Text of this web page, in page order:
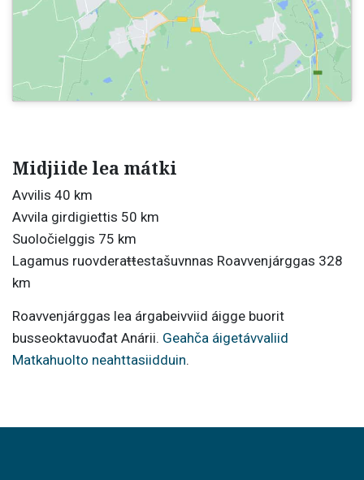
Midjiide lea mátki
Avvilis 40 km
Avvila girdigiettis 50 km
Suoločielggis 75 km
Lagamus ruovderaŧŧestašuvnnas Roavvenjárggas 328
km
Roavvenjárggas lea árgabeivviid áigge buorit
busseoktavuođat Anárii. Geahča áigetávvaliid
Matkahuolto neahttasiidduin.